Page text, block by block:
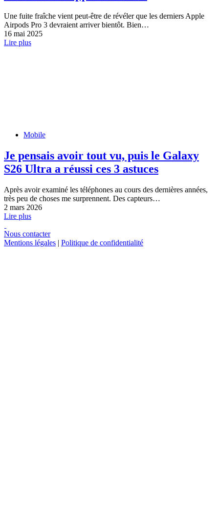
Une fuite fraîche vient peut-être de révéler que les derniers Apple
Airpods Pro 3 devraient arriver bientôt. Bien…
16 mai 2025
Lire plus
Mobile
Je pensais avoir tout vu, puis le Galaxy
S26 Ultra a réussi ces 3 astuces
Après avoir examiné les téléphones au cours des dernières années,
très peu de choses me surprennent. Des capteurs…
2 mars 2026
Lire plus
Nous contacter
Mentions légales | Politique de confidentialité